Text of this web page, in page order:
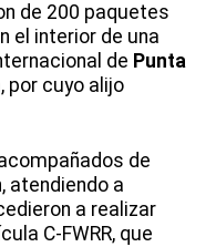
de 200 paquetes
el interior de una
de Punta
por cuyo alijo
de
atendiendo a
a realizar
C-FWRR, que